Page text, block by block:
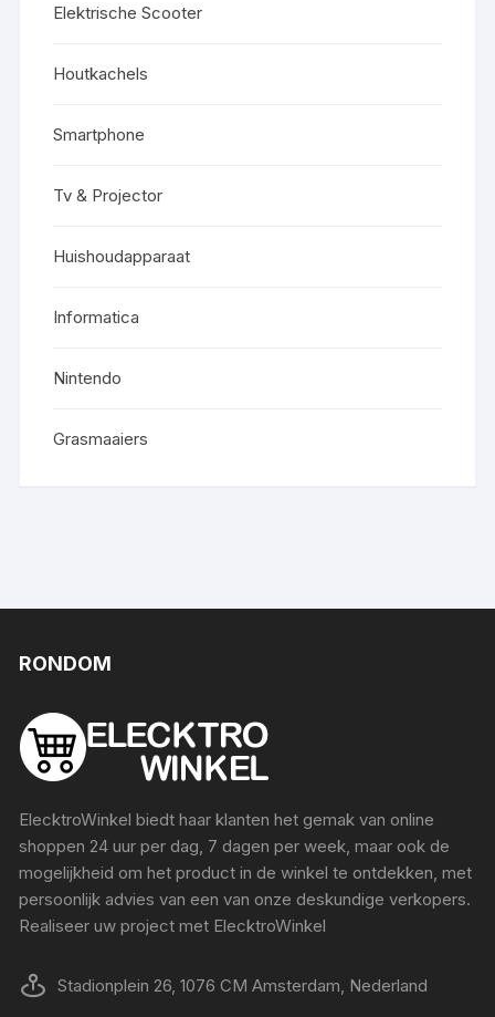
Elektrische Scooter
Houtkachels
Smartphone
Tv & Projector
Huishoudapparaat
Informatica
Nintendo
Grasmaaiers
RONDOM
ElecktroWinkel biedt haar klanten het gemak van online
shoppen 24 uur per dag, 7 dagen per week, maar ook de
mogelijkheid om het product in de winkel te ontdekken, met
persoonlijk advies van een van onze deskundige verkopers.
Realiseer uw project met ElecktroWinkel
Stadionplein 26, 1076 CM Amsterdam, Nederland